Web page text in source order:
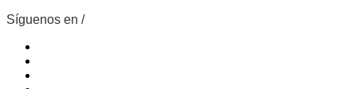
Síguenos en /